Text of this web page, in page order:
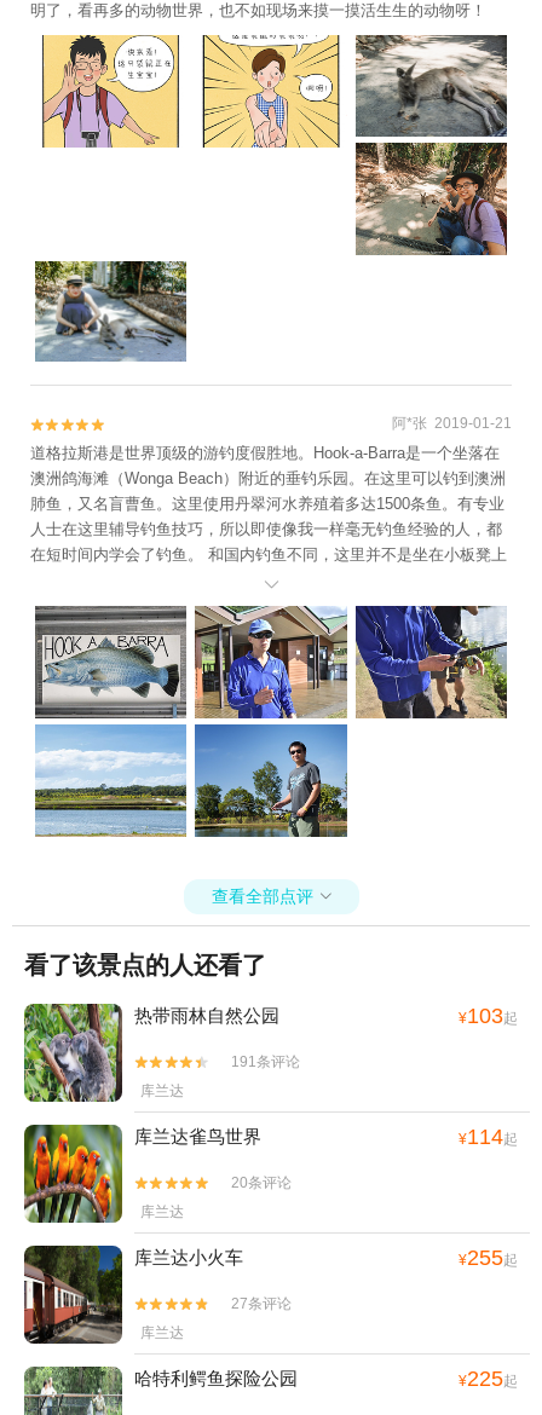
明了，看再多的动物世界，也不如现场来摸一摸活生生的动物呀！

 阿*张 2019-01-21
道格拉斯港是世界顶级的游钓度假胜地。Hook-a-Barra是一个坐落在
澳洲鸽海滩（Wonga Beach）附近的垂钓乐园。在这里可以钓到澳洲
肺鱼，又名盲曹鱼。这里使用丹翠河水养殖着多达1500条鱼。有专业
人士在这里辅导钓鱼技巧，所以即使像我一样毫无钓鱼经验的人，都
在短时间内学会了钓鱼。 和国内钓鱼不同，这里并不是坐在小板凳上
等待鱼上钩，而是一直站着。一杆子挥下去，等待几秒，然后模仿鱼
游动的速度和方向不断拉扯鱼线，就像是在水中放风筝一般。等待池
中的傻鱼误以为是鱼钩上的塑料鱼是真的小鱼，一口咬上去。 万万没
想到最先钓上鱼的竟然是我，而PENG老师苦等半小时竟然毫无收
获。 不得不说钓上鱼来的那一刻是激动人心的，鱼至少有6斤重，鱼
竿被它拉的像是要折了一样。我和鱼拼命的搏斗，费劲力气终于把它
弄上了岸。原来钓鱼也是一项体力活呀！ 这里和国内的垂钓乐园还有
一处不同，钓上来的鱼是要放归水池的。所以这鱼的味道，我就不得
而知了。

查看全部点评 
看了该景点的人还看了
热带雨林自然公园 ¥103起


191条评论
库兰达
库兰达雀鸟世界 ¥114起


20条评论
库兰达
库兰达小火车 ¥255起


27条评论
库兰达
哈特利鳄鱼探险公园 ¥225起